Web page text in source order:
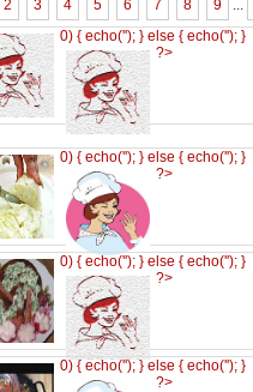
2 3 4 5 6 7 8 9 ...
0) { echo(''); } else { echo(''); }
?>
0) { echo(''); } else { echo(''); }
?>
0) { echo(''); } else { echo(''); }
?>
0) { echo(''); } else { echo(''); }
?>